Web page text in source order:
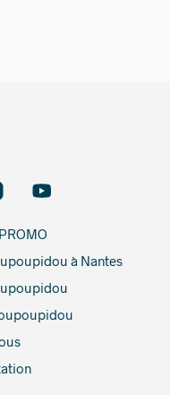
à Nantes